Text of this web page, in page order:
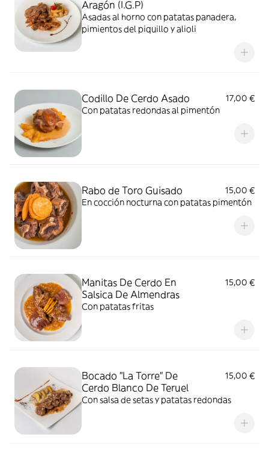
Aragón (I.G.P)
Asadas al horno con patatas panadera,
pimientos del piquillo y alioli
Codillo De Cerdo Asado
17,00 €
Con patatas redondas al pimentón
Rabo de Toro Guisado
15,00 €
En cocción nocturna con patatas pimentón
Manitas De Cerdo En
Salsica De Almendras
15,00 €
Con patatas fritas
Bocado "La Torre" De
Cerdo Blanco De Teruel
15,00 €
Con salsa de setas y patatas redondas